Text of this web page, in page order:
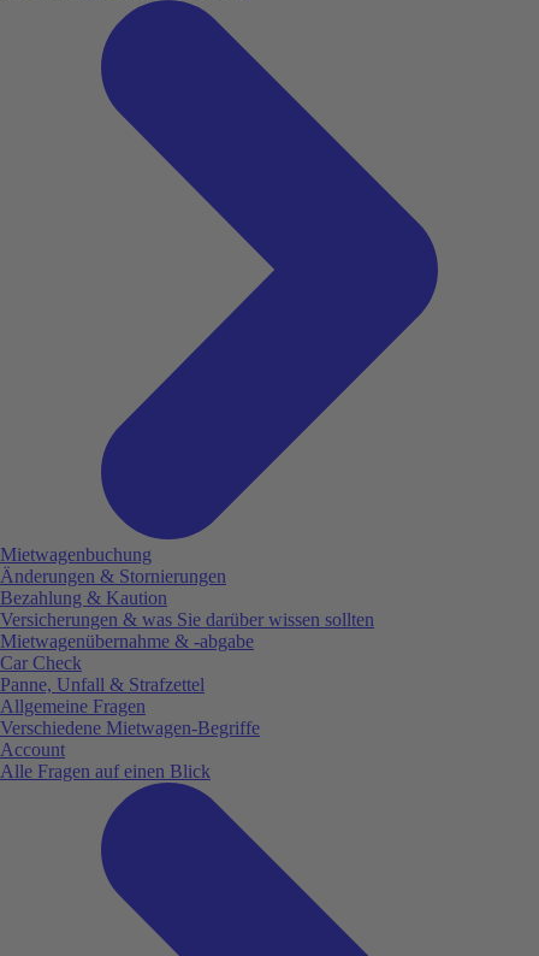
Mietwagenbuchung
Änderungen & Stornierungen
Bezahlung & Kaution
Versicherungen & was Sie darüber wissen sollten
Mietwagenübernahme & -abgabe
Car Check
Panne, Unfall & Strafzettel
Allgemeine Fragen
Verschiedene Mietwagen-Begriffe
Account
Alle Fragen auf einen Blick